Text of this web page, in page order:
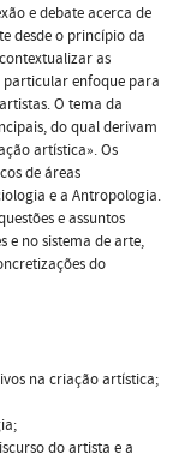
e debate acerca de
desde o princípio da
as
particular enfoque para
O tema da
do qual derivam
artística». Os
de áreas
e a Antropologia.
e assuntos
e no sistema de arte,
do
na criação artística;
do artista e a